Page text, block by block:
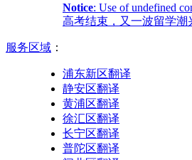
Notice: Use of undefined
高考结束，又一波留学潮
服务区域 ：
浦东新区翻译
静安区翻译
黄浦区翻译
徐汇区翻译
长宁区翻译
普陀区翻译